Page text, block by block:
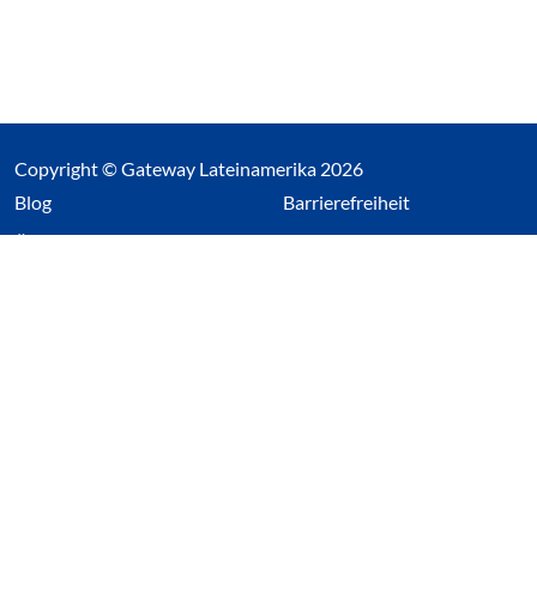
Copyright © Gateway Lateinamerika 2026
Blog(Link öffnet einen neuen Tab)
Über uns
Barrierefreiheit
Impressum